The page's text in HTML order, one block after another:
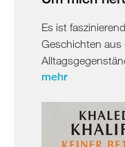
Es ist
Geschichten aus
mehr